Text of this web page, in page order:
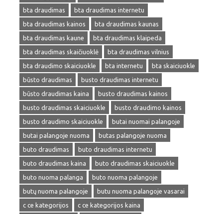
bta draudimas
bta draudimas internetu
bta draudimas kainos
bta draudimas kaunas
bta draudimas kaune
bta draudimas klaipeda
bta draudimas skaičiuoklė
bta draudimas vilnius
bta draudimo skaiciuokle
bta internetu
bta skaiciuokle
būsto draudimas
busto draudimas internetu
būsto draudimas kaina
busto draudimas kainos
busto draudimas skaiciuokle
busto draudimo kainos
busto draudimo skaiciuokle
butai nuomai palangoje
butai palangoje nuoma
butas palangoje nuoma
buto draudimas
buto draudimas internetu
buto draudimas kaina
buto draudimas skaiciuokle
buto nuoma palanga
buto nuoma palangoje
butų nuoma palangoje
butu nuoma palangoje vasarai
c ce kategorijos
c ce kategorijos kaina